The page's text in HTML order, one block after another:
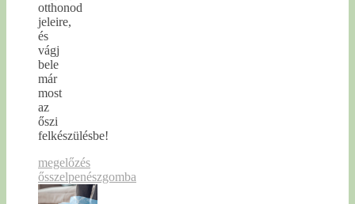
otthonod
jeleire,
és
vágj
bele
már
most
az
őszi
felkészülésbe!
megelőzés
ősszelpenészgomba